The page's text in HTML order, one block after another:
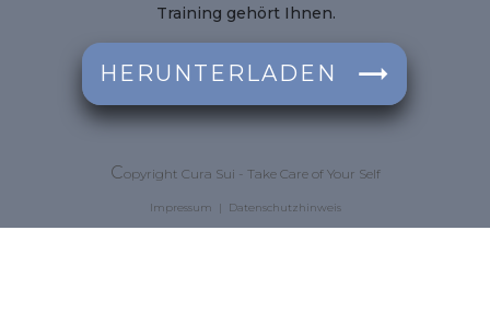
Training gehört Ihnen.
HERUNTERLADEN
Copyright Cura Sui - Take Care of Your Self
Impressum | Datenschutzhinweis